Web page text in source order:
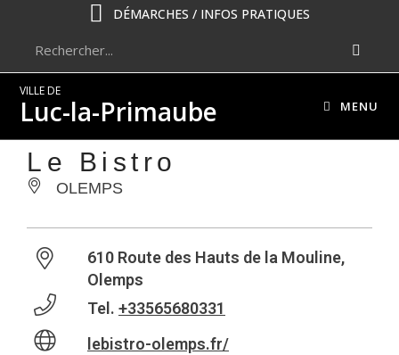
DÉMARCHES / INFOS PRATIQUES
VILLE DE
Luc-la-Primaube MENU
Le Bistro
OLEMPS
610 Route des Hauts de la Mouline,
Olemps
Tel. +33565680331
lebistro-olemps.fr/